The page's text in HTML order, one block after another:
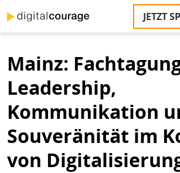
zum
Inhalt
JETZT
Mainz:
Leadership,
Kommunikation
Souveränität im
von